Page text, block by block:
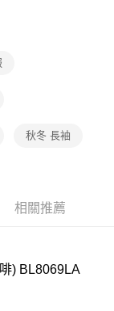
秋冬 長袖
相關推薦
) BL8069LA